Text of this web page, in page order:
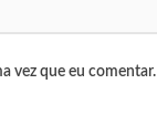
vez que eu comentar.